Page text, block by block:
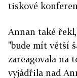
tiskové
Annan také
"bude mít větší
zareagovala na
vyjádřila nad